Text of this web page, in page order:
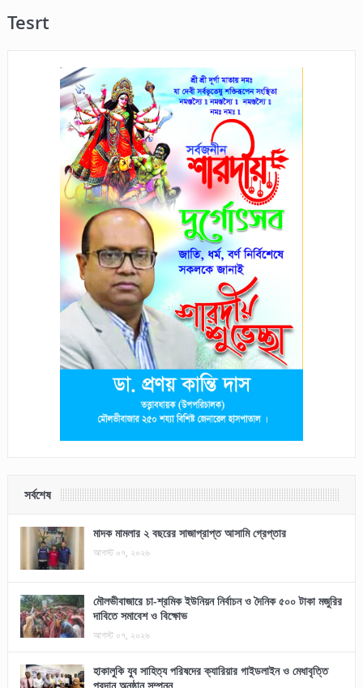
Tesrt
সর্বশেষ
মাদক মামলার ২ বছরের সাজাপ্রাপ্ত আসামি গ্রেপ্তার
আগস্ট ০৭, ২০২৬
মৌলভীবাজারে চা-শ্রমিক ইউনিয়ন নির্বাচন ও দৈনিক ৫০০ টাকা মজুরির
দাবিতে সমাবেশ ও বিক্ষোভ
আগস্ট ০৭, ২০২৬
হাকালুকি যুব সাহিত্য পরিষদের ক্যারিয়ার গাইডলাইন ও মেধাবৃত্তি